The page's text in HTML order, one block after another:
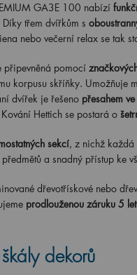
GA3E 100 nabízí
třem dvířkům s
nebo večerní relax se tak
připevněná pomocí
korpusu skříňky.
dvířek je řešeno přesahem
Hettich se postará o
sekcí, z nichž každá
a snadný přístup ke
dřevotřískové nebo
prodlouženou záruku 5 let
dekorů